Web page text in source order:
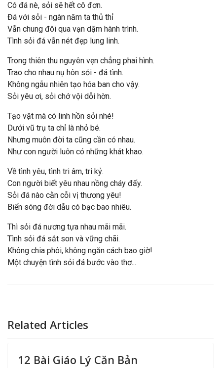
Có đá nè, sỏi sẽ hết cô đơn.
Đá với sỏi - ngàn năm ta thủ thỉ
Vẫn chung đôi qua vạn dặm hành trình.
Tình sỏi đá vẫn nét đẹp lung linh.
Trong thiên thu nguyên vẹn chẳng phai hình.
Trao cho nhau nụ hôn sỏi - đá tình.
Không ngẫu nhiên tạo hóa ban cho vậy.
Sỏi yêu ơi, sỏi chớ vội dỗi hờn.
Tạo vật mà có linh hồn sỏi nhé!
Dưới vũ trụ ta chỉ là nhỏ bé.
Nhưng muôn đời ta cũng cần có nhau.
Như con người luôn có những khát khao.
Về tình yêu, tình tri âm, tri kỷ.
Con người biết yêu nhau nồng cháy đấy.
Sỏi đá nào cằn cỗi vị thương yêu!
Biển sóng đời dẫu có bạc bao nhiêu.
Thì sỏi đá nương tựa nhau mãi mãi.
Tình sỏi đá sắt son và vững chãi.
Không chia phôi, không ngăn cách bao giờ!
Một chuyện tình sỏi đá bước vào thơ...
Related Articles
12 Bài Giáo Lý Căn Bản